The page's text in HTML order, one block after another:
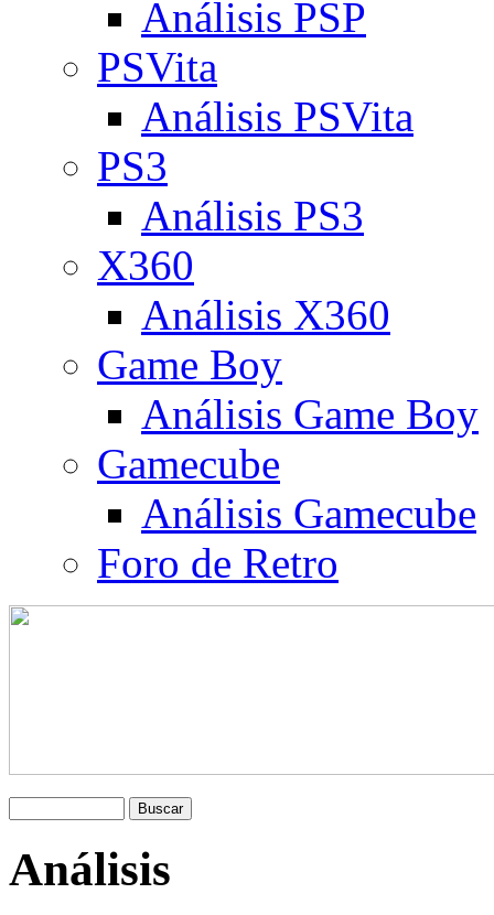
Análisis PSP
PSVita
Análisis PSVita
PS3
Análisis PS3
X360
Análisis X360
Game Boy
Análisis Game Boy
Gamecube
Análisis Gamecube
Foro de Retro
Análisis